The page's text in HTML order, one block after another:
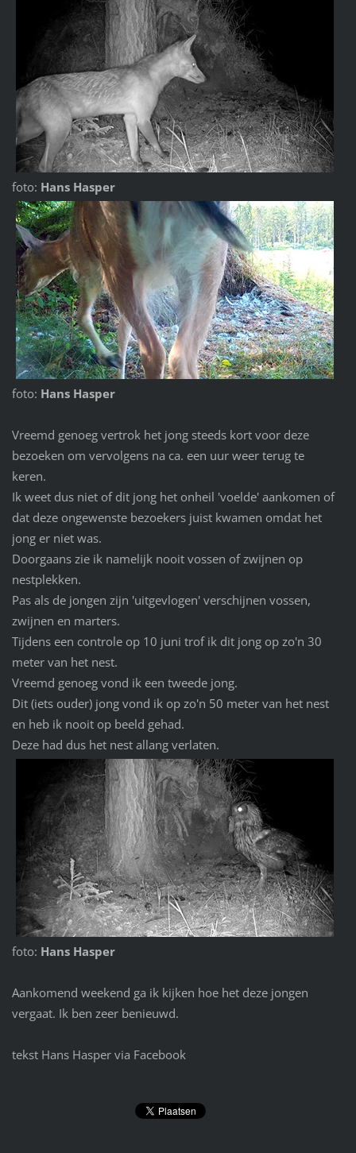
foto: Hans Hasper
foto: Hans Hasper
Vreemd genoeg vertrok het jong steeds kort voor deze
bezoeken om vervolgens na ca. een uur weer terug te
keren.
Ik weet dus niet of dit jong het onheil 'voelde' aankomen of
dat deze ongewenste bezoekers juist kwamen omdat het
jong er niet was.
Doorgaans zie ik namelijk nooit vossen of zwijnen op
nestplekken.
Pas als de jongen zijn 'uitgevlogen' verschijnen vossen,
zwijnen en marters.
Tijdens een controle op 10 juni trof ik dit jong op zo'n 30
meter van het nest.
Vreemd genoeg vond ik een tweede jong.
Dit (iets ouder) jong vond ik op zo'n 50 meter van het nest
en heb ik nooit op beeld gehad.
Deze had dus het nest allang verlaten.
foto: Hans Hasper
Aankomend weekend ga ik kijken hoe het deze jongen
vergaat. Ik ben zeer benieuwd.
tekst Hans Hasper via Facebook